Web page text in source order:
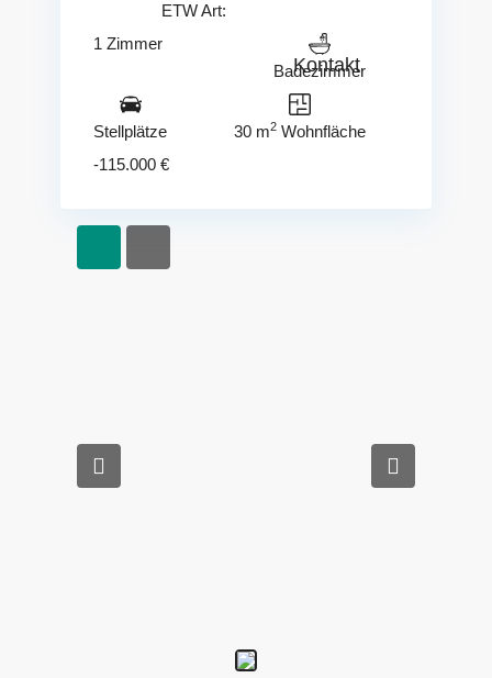
Kontakt
ETWArt:
1 Zimmer
Badezimmer
Stellplätze 30 m2Wohnfläche
-115.000 €